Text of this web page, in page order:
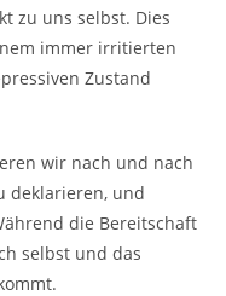
zu uns selbst. Dies
immer irritierten
Zustand
wir nach und nach
deklarieren, und
die Bereitschaft
selbst und das